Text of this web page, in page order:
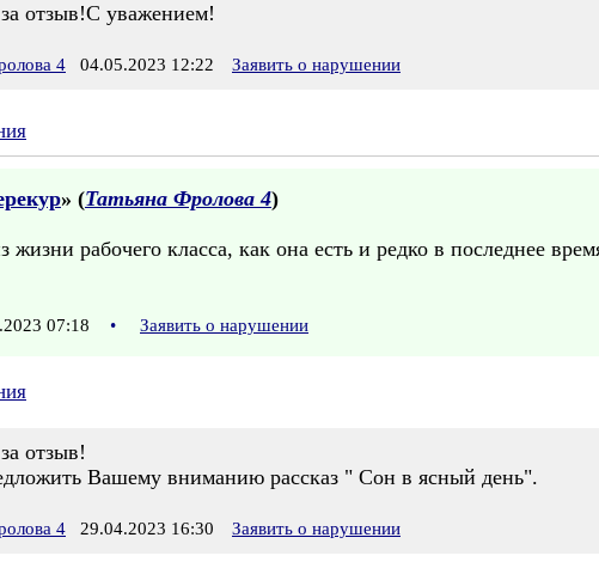
отзыв!С уважением!
4 04.05.2023 12:22 Заявить о нарушении
» (Татьяна Фролова 4)
жизни рабочего класса, как она есть и редко в последнее
07:18 • Заявить о нарушении
отзыв!
Вашему вниманию рассказ " Сон в ясный день".
4 29.04.2023 16:30 Заявить о нарушении